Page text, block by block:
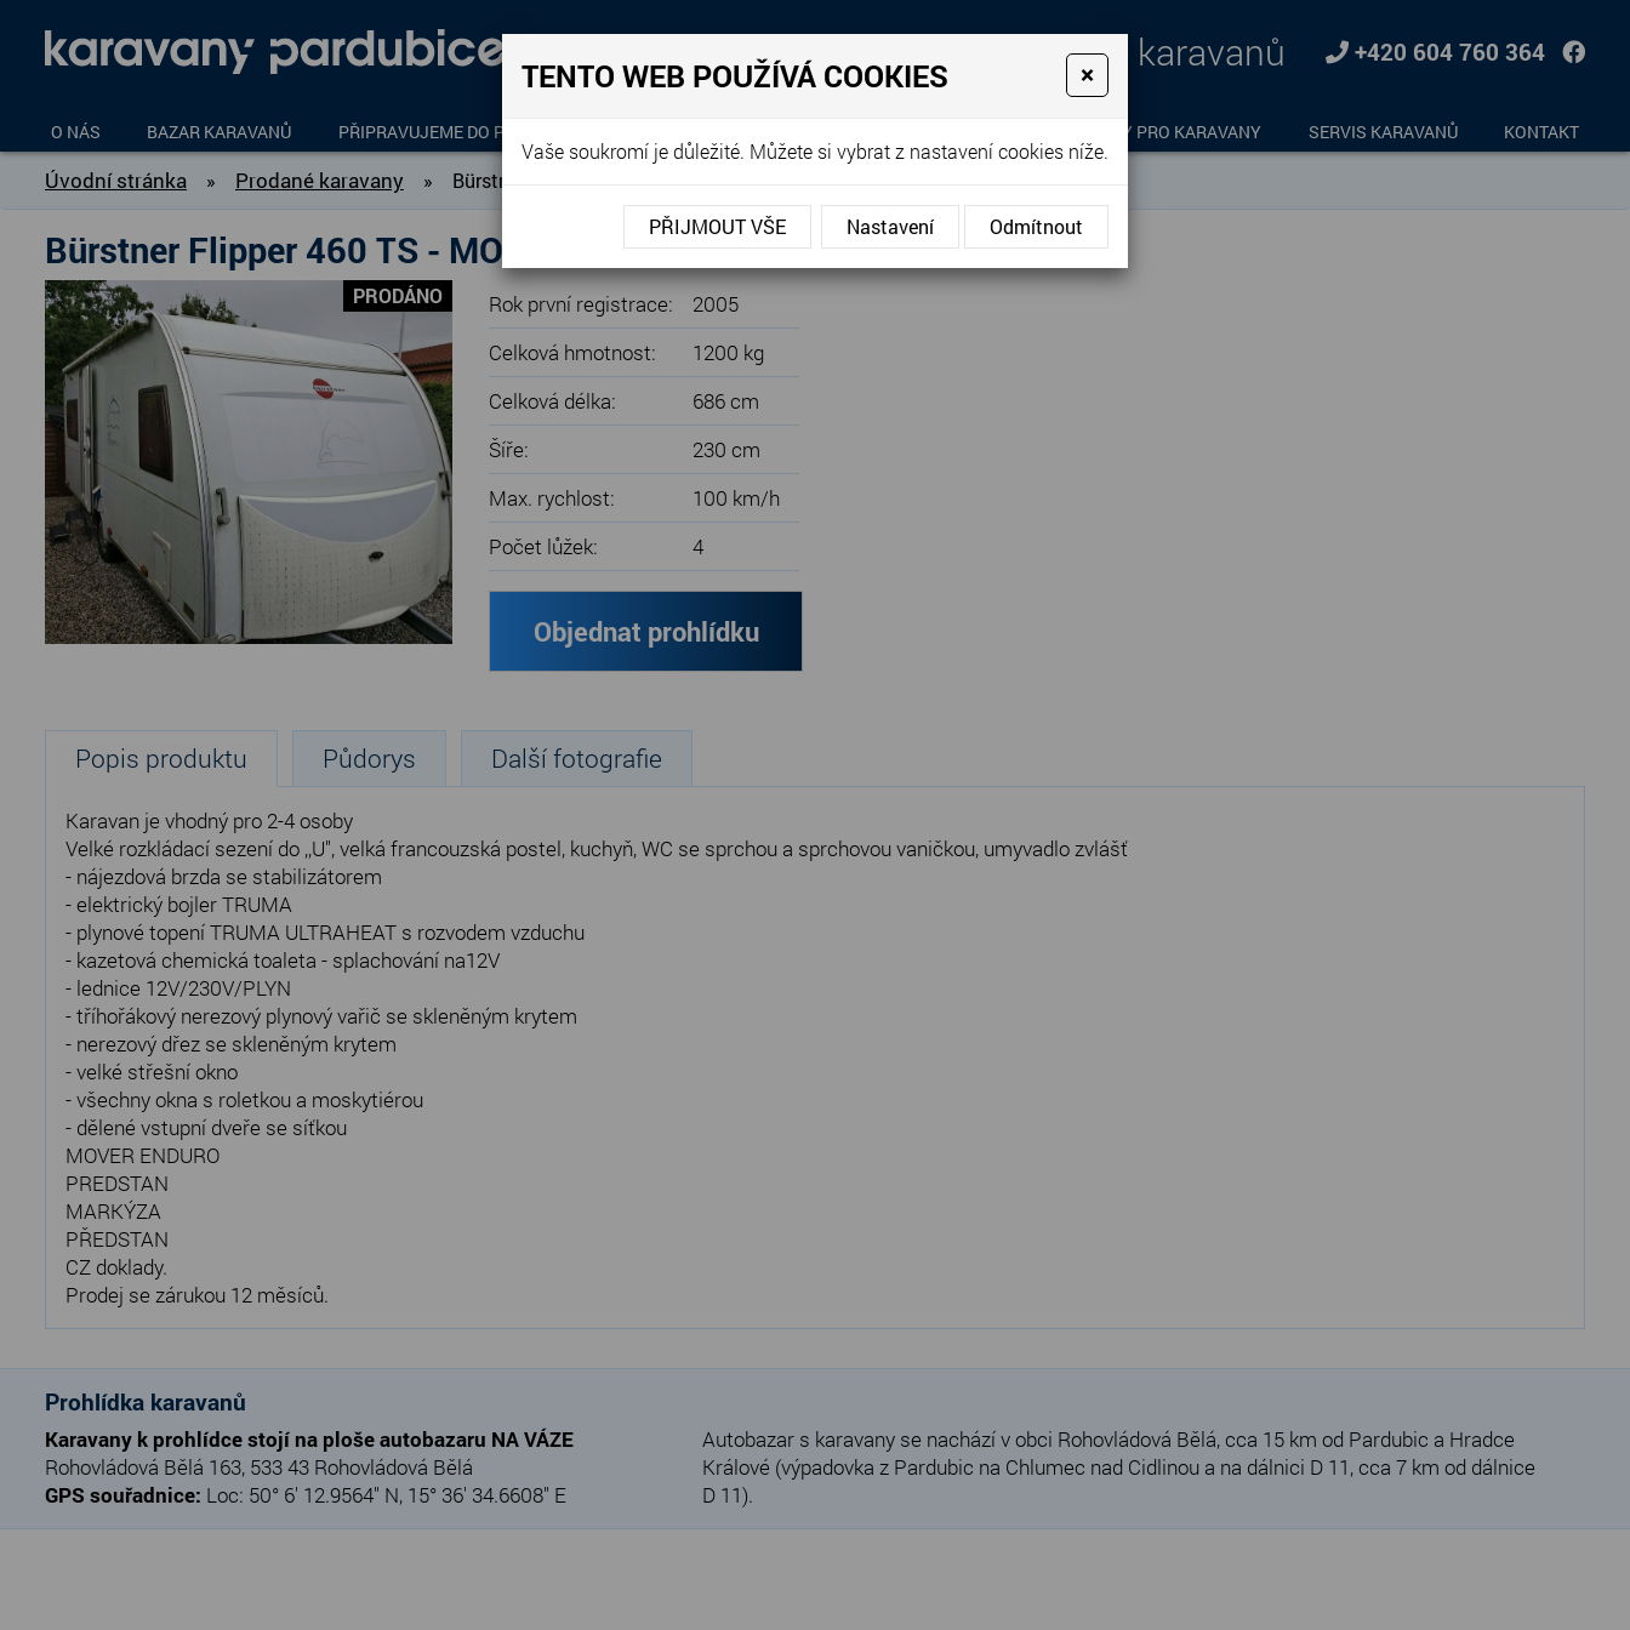
Prodej, dovoz, výkup a pronájem karavanů +420 604 760 364
O NÁS BAZAR KARAVANŮ PŘIPRAVUJEME DO PRODEJE DOPLŇKY PRO KARAVANY SERVIS KARAVANŮ KONTAKT
Úvodní stránka » Prodané karavany » Bürstner Flipper 460 TS - MOVER, PŘEDSTAN
Bürstner Flipper 460 TS - MOVER, PŘEDSTAN
PRODÁNO Rok první registrace:
2005
Celková hmotnost:
1200 kg
Celková délka:
686 cm
Šíře:
230 cm
Max. rychlost:
100 km/h
Počet lůžek:
4
Objednat prohlídku
Popis produktu Půdorys Další fotografie
Karavan je vhodný pro 2-4 osoby
Velké rozkládací sezení do ,,U", velká francouzská postel, kuchyň, WC se sprchou a sprchovou vaničkou, umyvadlo zvlášť
- nájezdová brzda se stabilizátorem
- elektrický bojler TRUMA
- plynové topení TRUMA ULTRAHEAT s rozvodem vzduchu
- kazetová chemická toaleta - splachování na12V
- lednice 12V/230V/PLYN
- tříhořákový nerezový plynový vařič se skleněným krytem
- nerezový dřez se skleněným krytem
- velké střešní okno
- všechny okna s roletkou a moskytiérou
- dělené vstupní dveře se síťkou
MOVER ENDURO
PREDSTAN
MARKÝZA
PŘEDSTAN
CZ doklady.
Prodej se zárukou 12 měsíců.
Prohlídka karavanů
Karavany k prohlídce stojí na ploše autobazaru NA VÁZE
Rohovládová Bělá 163, 533 43 Rohovládová Bělá
GPS souřadnice: Loc: 50° 6' 12.9564" N, 15° 36' 34.6608" E
Autobazar s karavany se nachází v obci Rohovládová Bělá, cca 15 km od Pardubic a Hradce
Králové (výpadovka z Pardubic na Chlumec nad Cidlinou a na dálnici D 11, cca 7 km od dálnice
D 11).
TENTO WEB POUŽÍVÁ COOKIES ×
Vaše soukromí je důležité. Můžete si vybrat z nastavení cookies níže.
PŘIJMOUT VŠE Nastavení Odmítnout